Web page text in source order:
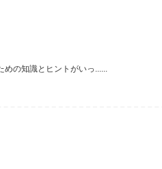
めの知識とヒントがいっ......